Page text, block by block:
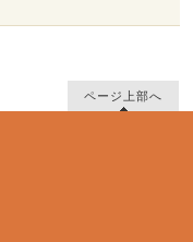
ページ上部へ